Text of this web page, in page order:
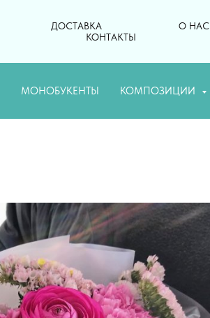
ДОСТАВКА
О НАС
КОНТАКТЫ
МОНОБУКЕНТЫ КОМПОЗИЦИИ